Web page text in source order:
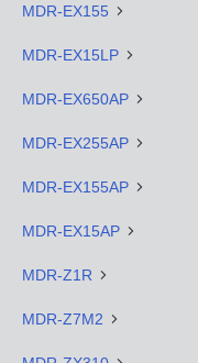
MDR-EX155
MDR-EX15LP
MDR-EX650AP
MDR-EX255AP
MDR-EX155AP
MDR-EX15AP
MDR-Z1R
MDR-Z7M2